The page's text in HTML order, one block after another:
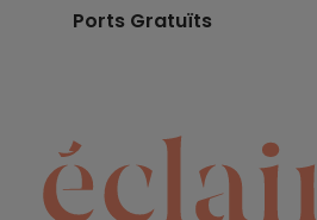
Ports Gratuïts